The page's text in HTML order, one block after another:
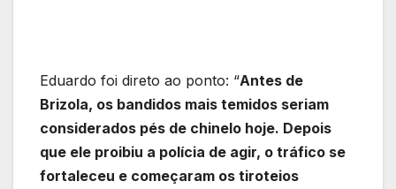
Eduardo foi direto ao ponto: “Antes de
Brizola, os bandidos mais temidos seriam
considerados pés de chinelo hoje. Depois
que ele proibiu a polícia de agir, o tráfico se
fortaleceu e começaram os tiroteios